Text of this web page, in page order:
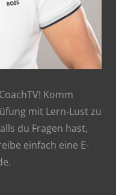
Komm
mit Lern-Lust zu
du Fragen hast,
einfach eine E-